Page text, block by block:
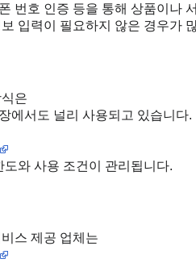
번호 인증 등을 통해 상품이나
입력이 필요하지 않은 경우가
은
에서도 널리 사용되고 있습니다.
도와 사용 조건이 관리됩니다.
스 제공 업체는